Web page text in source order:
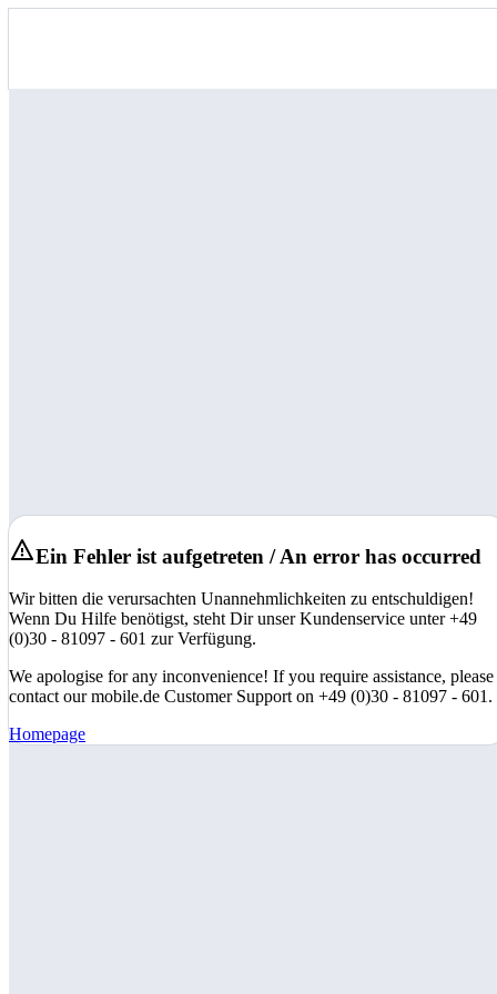
Ein Fehler ist aufgetreten / An error has occurred
Wir bitten die verursachten Unannehmlichkeiten zu entschuldigen!
Wenn Du Hilfe benötigst, steht Dir unser Kundenservice unter +49
(0)30 - 81097 - 601 zur Verfügung.
We apologise for any inconvenience! If you require assistance, please
contact our mobile.de Customer Support on +49 (0)30 - 81097 - 601.
Homepage